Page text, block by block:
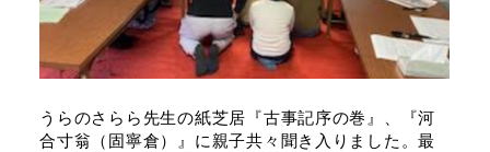
うらのさらら先生の紙芝居『古事記序の巻』、『河
合寸翁（固寧倉）』に親子共々聞き入りました。最